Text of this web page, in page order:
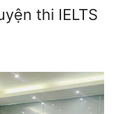
thi IELTS